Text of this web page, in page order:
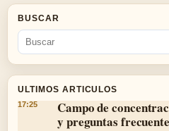
BUSCAR
ULTIMOS ARTICULOS
17:25
Campo de
y preguntas